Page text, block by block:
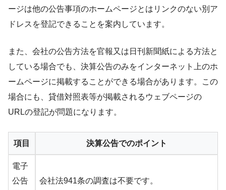
ージは他の公告事項のホームページとはリンクのない別ア
ドレスを登記できることを案内しています。
また、会社の公告方法を官報又は日刊新聞紙による方法と
している場合でも、決算公告のみをインターネット上のホ
ームページに掲載することができる場合があります。この
場合にも、貸借対照表等が掲載されるウェブページの
URLの登記が問題になります。
項目 決算公告でのポイント
電子
公告
会社法941条の調査は不要です。